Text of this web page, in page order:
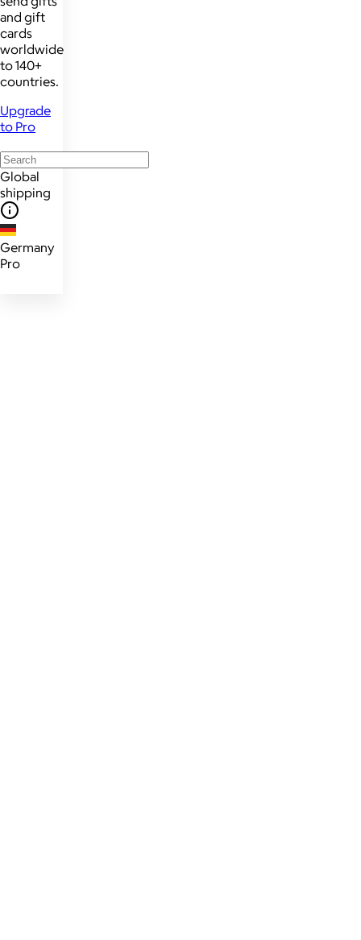
and gift
cards
worldwide
to 140+
countries.
Upgrade
to Pro
Global
shipping
Germany
Pro